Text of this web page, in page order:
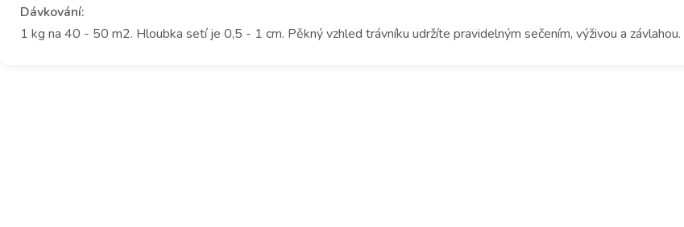
Dávkování:
1 kg na 40 - 50 m2. Hloubka setí je 0,5 - 1 cm. Pěkný vzhled trávníku udržíte pravidelným sečením, výživou a závlahou.